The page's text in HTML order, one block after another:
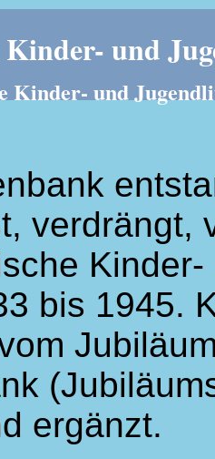
und
Kinder- und
verdrängt,
bis 1945.
ergänzt.